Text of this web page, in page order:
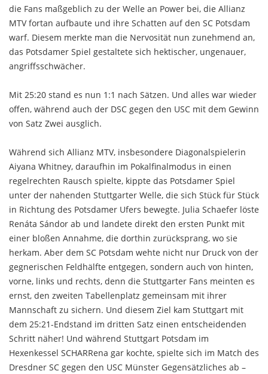
die Fans maßgeblich zu der Welle an Power bei, die Allianz
MTV fortan aufbaute und ihre Schatten auf den SC Potsdam
warf. Diesem merkte man die Nervosität nun zunehmend an,
das Potsdamer Spiel gestaltete sich hektischer, ungenauer,
angriffsschwächer.
Mit 25:20 stand es nun 1:1 nach Sätzen. Und alles war wieder
offen, während auch der DSC gegen den USC mit dem Gewinn
von Satz Zwei ausglich.
Während sich Allianz MTV, insbesondere Diagonalspielerin
Aiyana Whitney, daraufhin im Pokalfinalmodus in einen
regelrechten Rausch spielte, kippte das Potsdamer Spiel
unter der nahenden Stuttgarter Welle, die sich Stück für Stück
in Richtung des Potsdamer Ufers bewegte. Julia Schaefer löste
Renáta Sándor ab und landete direkt den ersten Punkt mit
einer bloßen Annahme, die dorthin zurücksprang, wo sie
herkam. Aber dem SC Potsdam wehte nicht nur Druck von der
gegnerischen Feldhälfte entgegen, sondern auch von hinten,
vorne, links und rechts, denn die Stuttgarter Fans meinten es
ernst, den zweiten Tabellenplatz gemeinsam mit ihrer
Mannschaft zu sichern. Und diesem Ziel kam Stuttgart mit
dem 25:21-Endstand im dritten Satz einen entscheidenden
Schritt näher! Und während Stuttgart Potsdam im
Hexenkessel SCHARRena gar kochte, spielte sich im Match des
Dresdner SC gegen den USC Münster Gegensätzliches ab –